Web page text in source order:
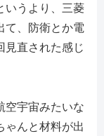
いうより、三菱
て、防衛とか電
見直された感じ
空宇宙みたいな
ゃんと材料が出